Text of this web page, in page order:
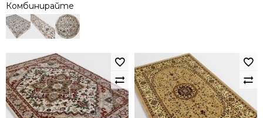
Комбинирайте